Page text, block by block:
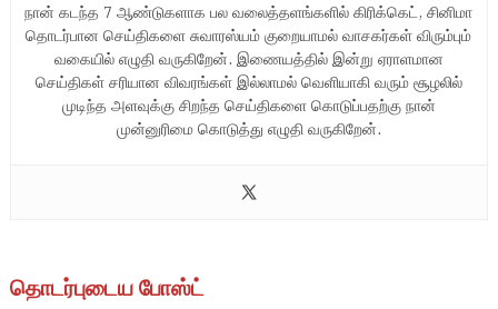
நான் கடந்த 7 ஆண்டுகளாக பல வலைத்தளங்களில் கிரிக்கெட், சினிமா
தொடர்பான செய்திகளை சுவாரஸ்யம் குறையாமல் வாசகர்கள் விரும்பும்
வகையில் எழுதி வருகிறேன். இணையத்தில் இன்று ஏராளமான
செய்திகள் சரியான விவரங்கள் இல்லாமல் வெளியாகி வரும் சூழலில்
முடிந்த அளவுக்கு சிறந்த செய்திகளை கொடுப்பதற்கு நான்
முன்னுரிமை கொடுத்து எழுதி வருகிறேன்.
தொடர்புடைய போஸ்ட்